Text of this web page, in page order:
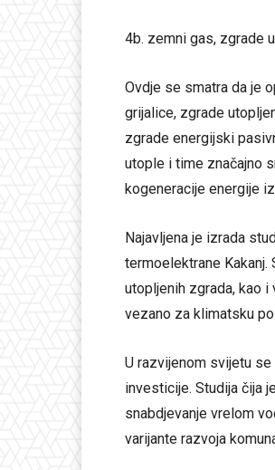
4b. zemni gas, zgrade
Ovdje se smatra da je
grijalice, zgrade
zgrade energijski
utople i time značajno
kogeneracije energije iz
Najavljena je izrada
termoelektrane
utopljenih zgrada, kao i
vezano za klimatsku
U razvijenom svijetu
investicije. Studija čija
snabdjevanje vrelom
varijante razvoja